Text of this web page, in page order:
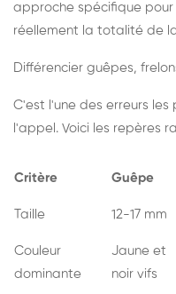
approche spécifique
réellement la totalité de
Différencier guêpes,
C'est l'une des erreurs
l'appel. Voici les repères
Critère Guêpe
Taille 12-17 mm
Couleur
dominante
Jaune et
noir vifs